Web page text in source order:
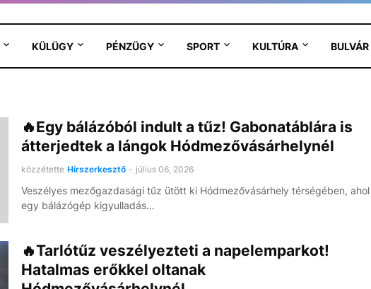
KÜLÜGY PÉNZÜGY SPORT KULTÚRA BULVÁR
🔥Egy bálázóból indult a tűz! Gabonatáblára is
átterjedtek a lángok Hódmezővásárhelynél
közzétette Hírszerkesztő - július 06, 2026
Veszélyes mezőgazdasági tűz ütött ki Hódmezővásárhely térségében, ahol
egy bálázógép kigyulladás…
🔥Tarlótűz veszélyezteti a napelemparkot!
Hatalmas erőkkel oltanak